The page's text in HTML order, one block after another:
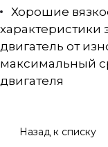
Хорошие
двигатель от
максимальный
двигателя
Назад к списку